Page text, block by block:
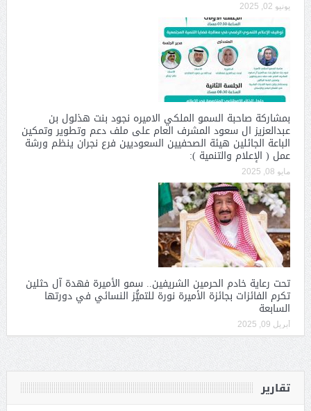
يونيو 02, 2025
بمشاركة صاحبة السمو الملكي الاميره نجود بنت هذلول بن
عبدالعزيز ال سعود المشرف العام على ملف دعم وتطوير وتمكين
الباعة الجائلين هيئة الصحفيين السعوديين فرع نجران ينظم ورشة
عمل ( الإعلام والتنمية ):
مايو 08, 2025
تحت رعاية خادم الحرمين الشريفين.. سمو الأميرة فهدة آل حثلين
تكرم الفائزات بجائزة الأميرة نورة للتميُّز النسائي في دورتها
السابعة
أبريل 09, 2025
تقارير